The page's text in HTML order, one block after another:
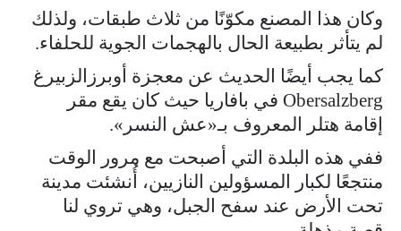
وكان هذا المصنع مكوّنًا من ثلاث طبقات، ولذلك
لم يتأثر بطبيعة الحال بالهجمات الجوية للحلفاء.
كما يجب أيضًا الحديث عن معجزة أوبرزالزبيرغ
Obersalzberg في بافاريا حيث كان يقع مقر
إقامة هتلر المعروف بـ«عش النسر».
ففي هذه البلدة التي أصبحت مع مرور الوقت
منتجعًا لكبار المسؤولين النازيين، أُنشئت مدينة
تحت الأرض عند سفح الجبل، وهي تروي لنا